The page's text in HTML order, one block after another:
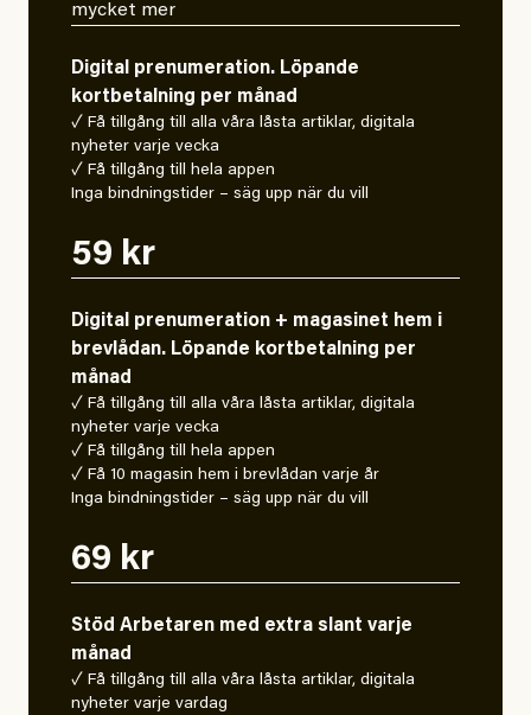
mycket mer
Digital prenumeration. Löpande
kortbetalning per månad
✓ Få tillgång till alla våra låsta artiklar, digitala
nyheter varje vecka
✓ Få tillgång till hela appen
Inga bindningstider – säg upp när du vill
59 kr
Digital prenumeration + magasinet hem i
brevlådan. Löpande kortbetalning per
månad
✓ Få tillgång till alla våra låsta artiklar, digitala
nyheter varje vecka
✓ Få tillgång till hela appen
✓ Få 10 magasin hem i brevlådan varje år
Inga bindningstider – säg upp när du vill
69 kr
Stöd Arbetaren med extra slant varje
månad
✓ Få tillgång till alla våra låsta artiklar, digitala
nyheter varje vardag